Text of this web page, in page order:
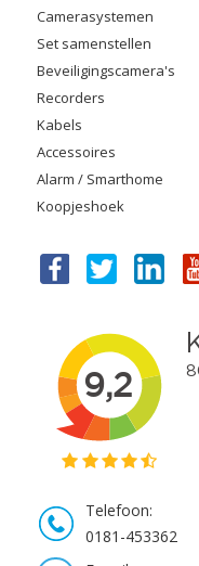
Camerasystemen
Set samenstellen
Beveiligingscamera's
Recorders
Kabels
Accessoires
Alarm / Smarthome
Koopjeshoek
Telefoon:
0181-453362